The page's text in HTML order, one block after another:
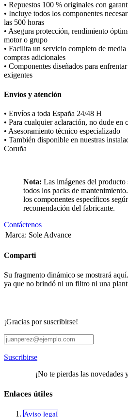
• Repuestos 100 % originales con
• Incluye todos los componentes
las 500 horas
• Asegura protección, rendimiento
motor o grupo
• Facilita un servicio completo de
compras adicionales
• Componentes diseñados para
exigentes
Envíos y atención
• Envíos a toda España 24/48 H
• Para cualquier aclaración, no dude en
• Asesoramiento técnico especializado
• También disponible en nuestras
Coruña
Nota: Las imágenes del producto
todos los packs de
los componentes específicos
recomendación del fabricante.
Contáctenos
Marca: Sole Advance
Comparti
Su fragmento dinámico se mostrará
ya que no brindó ni un filtro ni una
¡Gracias por suscribirse!
Suscribirse
¡No te pierdas las novedades
Enlaces útiles
Aviso legal